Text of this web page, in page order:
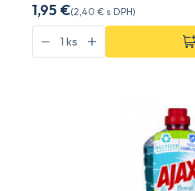
1,95 €(2,40 € s DPH)